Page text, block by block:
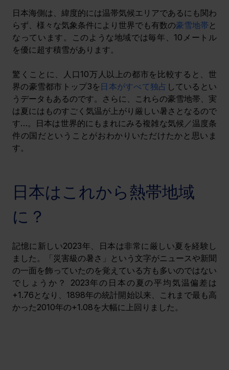
日本海側は、緯度的には温帯気候エリアであるにも関わ
らず、様々な気象条件により世界でも有数の豪雪地帯 と
なっています。このような地域では毎年、10メートル
を優に超す積雪があります。
驚くことに、人口10万人以上の都市を比較すると、世
界の豪雪都市トップ3を 日本がすべて独占 しているとい
うデータもあるのです。さらに、これらの豪雪地帯、実
は夏にはものすごく気温が上がり厳しい暑さとなるので
す…。日本は世界的にもまれにみる複雑な気候／温度条
件の国だということがおわかりいただけたかと思いま
す。
日本はこれから熱帯地域
に？
記憶に新しい2023年、日本は非常に厳しい夏を経験し
ました。「災害級の暑さ」という文字がニュースや新聞
の一面を飾っていたのを覚えている方も多いのではない
でしょうか？ 2023年の日本の夏の平均気温偏差は
+1.76となり、1898年の統計開始以来、これまで最も高
かった2010年の+1.08を大幅に上回りました。